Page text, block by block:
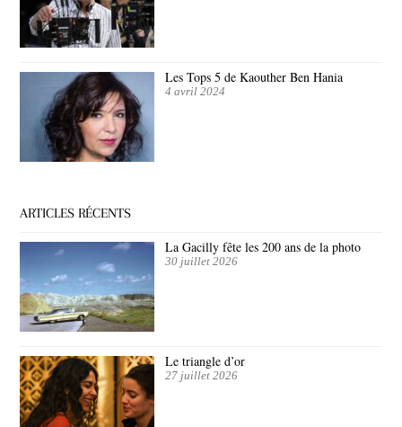
Les Tops 5 de Kaouther Ben Hania
4 avril 2024
ARTICLES RÉCENTS
La Gacilly fête les 200 ans de la photo
30 juillet 2026
Le triangle d’or
27 juillet 2026